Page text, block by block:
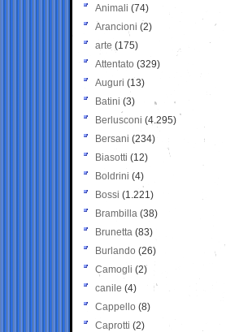
Animali (74)
Arancioni (2)
arte (175)
Attentato (329)
Auguri (13)
Batini (3)
Berlusconi (4.295)
Bersani (234)
Biasotti (12)
Boldrini (4)
Bossi (1.221)
Brambilla (38)
Brunetta (83)
Burlando (26)
Camogli (2)
canile (4)
Cappello (8)
Caprotti (2)